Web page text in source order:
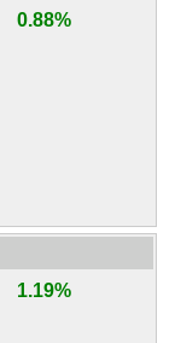
0.88%
1.19%